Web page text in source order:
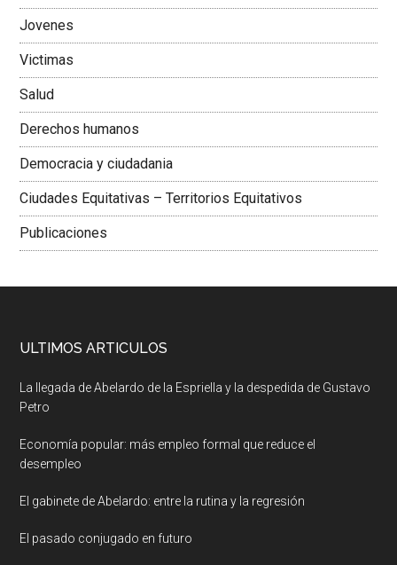
Jovenes
Victimas
Salud
Derechos humanos
Democracia y ciudadania
Ciudades Equitativas – Territorios Equitativos
Publicaciones
ULTIMOS ARTICULOS
La llegada de Abelardo de la Espriella y la despedida de Gustavo
Petro
Economía popular: más empleo formal que reduce el
desempleo
El gabinete de Abelardo: entre la rutina y la regresión
El pasado conjugado en futuro